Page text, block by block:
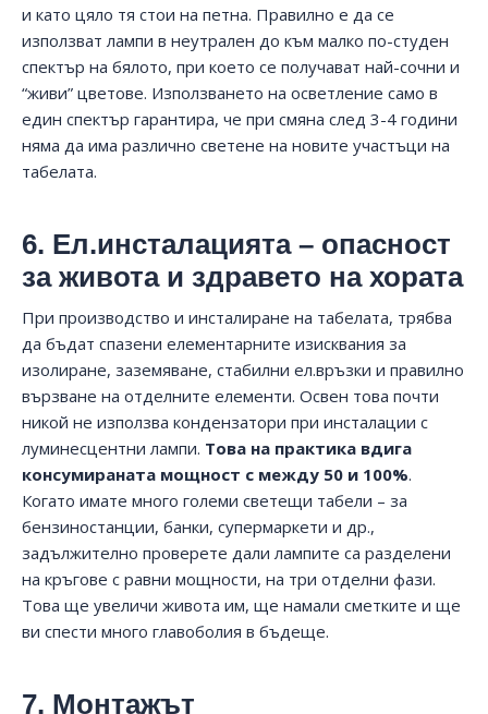
и като цяло тя стои на петна. Правилно е да се
използват лампи в неутрален до към малко по-студен
спектър на бялото, при което се получават най-сочни и
“живи” цветове. Използването на осветление само в
един спектър гарантира, че при смяна след 3-4 години
няма да има различно светене на новите участъци на
табелата.
6. Ел.инсталацията – опасност
за живота и здравето на хората
При производство и инсталиране на табелата, трябва
да бъдат спазени елементарните изисквания за
изолиране, заземяване, стабилни ел.връзки и правилно
вързване на отделните елементи. Освен това почти
никой не използва кондензатори при инсталации с
луминесцентни лампи. Това на практика вдига
консумираната мощност с между 50 и 100%.
Когато имате много големи светещи табели – за
бензиностанции, банки, супермаркети и др.,
задължително проверете дали лампите са разделени
на кръгове с равни мощности, на три отделни фази.
Това ще увеличи живота им, ще намали сметките и ще
ви спести много главоболия в бъдеще.
7. Монтажът